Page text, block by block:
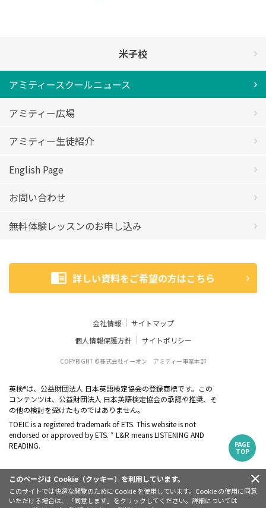
このページは Cookie（クッキー）を利用しています。
このサイトでは快適な閲覧のために Cookie を使用しています。Cookie の使用に同意
いただける場合は、「同意します」をクリックしてください。詳細については
米子校
アミティースクールニュース
アミティー広場
アミティー生徒紹介
English Page
お問い合わせ
無料体験レッスンのお申し込み
PAGE
TOP
詳しい資料をご希望の方はこちら
会社情報
サイトマップ
個人情報保護方針
サイトポリシー
COPYRIGHT ©株式会社イーオン アミティー事業本部
英検®は、公益財団法人 日本英語検定協会の登録商標です。この
コンテンツは、公益財団法人 日本英語検定協会の承認や推奨、そ
の他の検討を受けたものではありません。
TOEIC is a registered trademark of ETS. This website is not
endorsed or approved by ETS. * L&R means LISTENING AND
READING.